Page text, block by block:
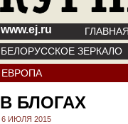
www.ej.ru ГЛАВНАЯ
БЕЛОРУССКОЕ ЗЕРКАЛО
ЕВРОПА
В БЛОГАХ
6 ИЮЛЯ 2015